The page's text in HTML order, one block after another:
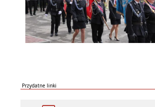
Przydatne linki